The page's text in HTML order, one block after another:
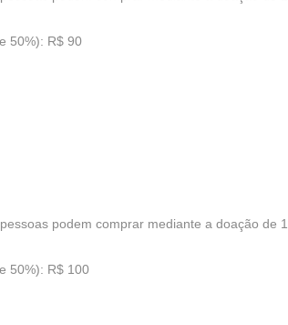
50%): R$ 90
podem comprar mediante a doação de
50%): R$ 100